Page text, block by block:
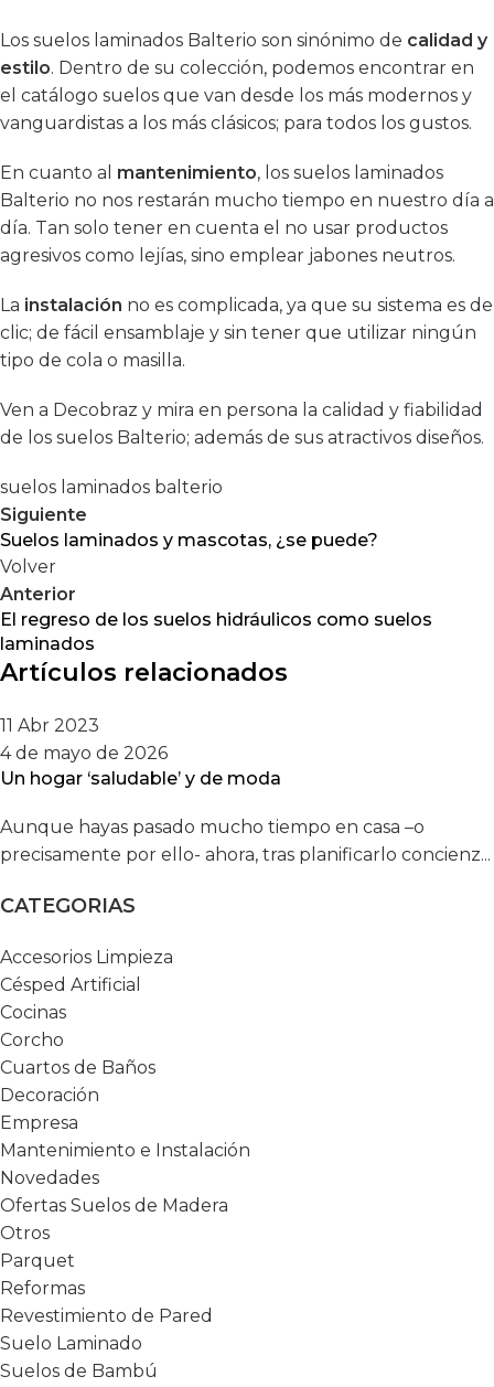
Los suelos laminados Balterio son sinónimo de calidad y
estilo. Dentro de su colección, podemos encontrar en
el catálogo suelos que van desde los más modernos y
vanguardistas a los más clásicos; para todos los gustos.
En cuanto al mantenimiento, los suelos laminados
Balterio no nos restarán mucho tiempo en nuestro día a
día. Tan solo tener en cuenta el no usar productos
agresivos como lejías, sino emplear jabones neutros.
La instalación no es complicada, ya que su sistema es de
clic; de fácil ensamblaje y sin tener que utilizar ningún
tipo de cola o masilla.
Ven a Decobraz y mira en persona la calidad y fiabilidad
de los suelos Balterio; además de sus atractivos diseños.
suelos laminados balterio
Siguiente
Suelos laminados y mascotas, ¿se puede?
Volver
Anterior
El regreso de los suelos hidráulicos como suelos
laminados
Artículos relacionados
11 Abr 2023
4 de mayo de 2026
Un hogar ‘saludable’ y de moda
Aunque hayas pasado mucho tiempo en casa –o
precisamente por ello- ahora, tras planificarlo concienz...
CATEGORIAS
Accesorios Limpieza
Césped Artificial
Cocinas
Corcho
Cuartos de Baños
Decoración
Empresa
Mantenimiento e Instalación
Novedades
Ofertas Suelos de Madera
Otros
Parquet
Reformas
Revestimiento de Pared
Suelo Laminado
Suelos de Bambú